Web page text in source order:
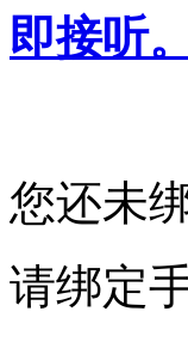
即接听。
您还未
请绑定